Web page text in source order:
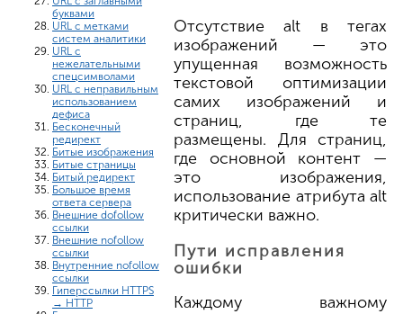
буквами
URL с метками
систем аналитики
URL с
нежелательными
спецсимволами
URL с неправильным
использованием
дефиса
Бесконечный
редирект
Битые изображения
Битые страницы
Битый редирект
Большое время
ответа сервера
Внешние dofollow
ссылки
Внешние nofollow
ссылки
Внутренние nofollow
ссылки
Гиперссылки HTTPS
→ HTTP
Отсутствие alt в тегах
изображений — это
упущенная возможность
текстовой оптимизации
самих изображений и
страниц, где те
размещены. Для страниц,
где основной контент —
это изображения,
использование атрибута alt
критически важно.
Пути исправления
ошибки
Каждому важному